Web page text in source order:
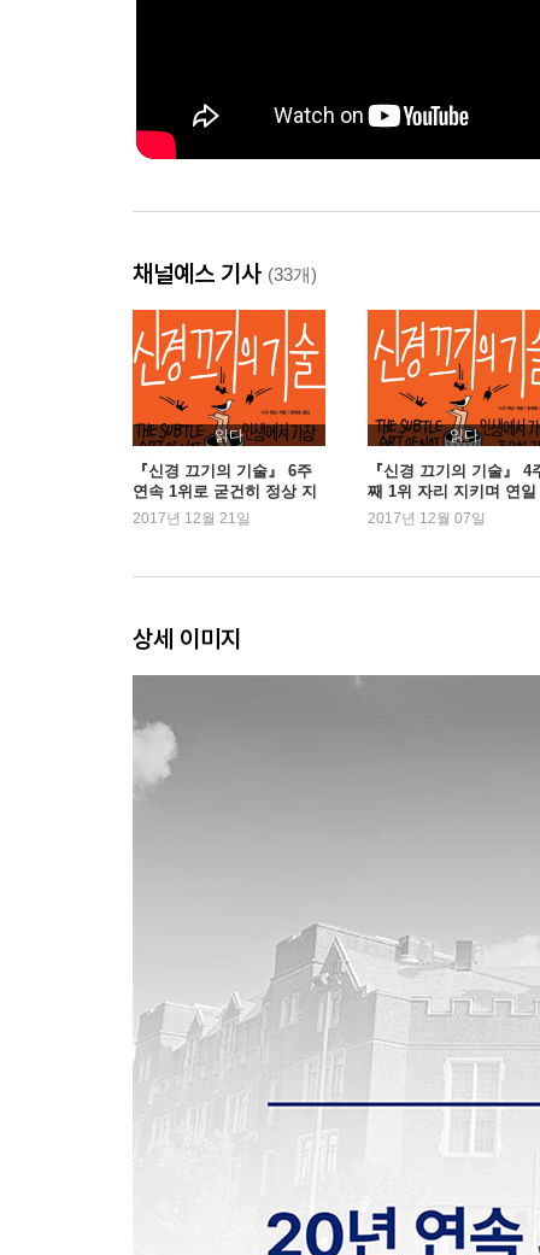
채널예스 기사 (33개)
읽다
『신경 끄기의 기술』 6주
연속 1위로 굳건히 정상 지
켜
2017년 12월 21일
읽다
『신경 끄기의 기술』 4
째 1위 자리 지키며 연일
제
2017년 12월 07일
상세 이미지